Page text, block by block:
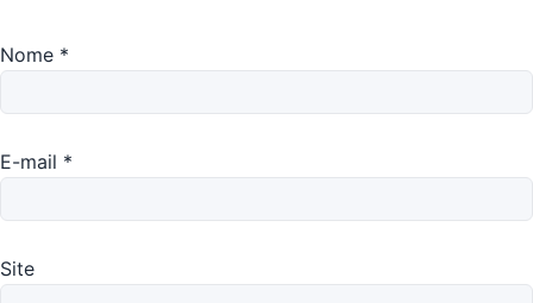
Nome *
E-mail *
Site